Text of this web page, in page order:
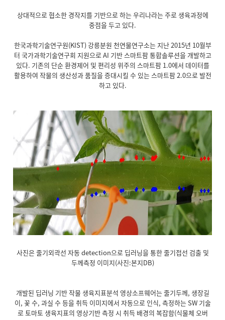
상대적으로 협소한 경작지를 기반으로 하는 우리나라는 주로 생육과정에
중점을 두고 있다.
한국과학기술연구원(KIST) 강릉분원 천연물연구소는 지난 2015년 10월부
터 국가과학기술연구회 지원으로 AI 기반 스마트팜 통합솔루션을 개발하고
있다. 기존의 단순 환경제어 및 편리성 위주의 스마트팜 1.0에서 데이터를
활용하여 작물의 생산성과 품질을 증대시킬 수 있는 스마트팜 2.0으로 발전
하고 있다.
사진은 줄기외곽선 자동 detection으로 딥러닝을 통한 줄기접선 검출 및
두께측정 이미지(사진:본지DB)
개발된 딥러닝 기반 작물 생육지표분석 영상소프웨어는 줄기두께, 생장길
이, 꽃 수, 과실 수 등을 취득 이미지에서 자동으로 인식, 측정하는 SW 기술
로 토마토 생육지표의 영상기반 측정 시 취득 배경의 복잡함(식물체 오버